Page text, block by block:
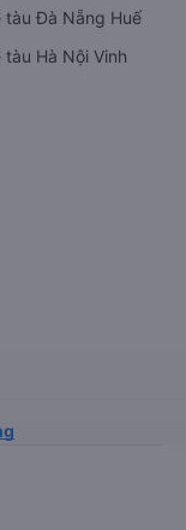
tàu Đà Nẵng Huế
tàu Hà Nội Vinh